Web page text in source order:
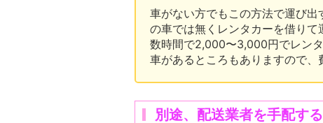
車がない方でもこの方法で運び
の車では無くレンタカーを借り
数時間で2,000〜3,000円でレン
車があるところもありますので
別途、配送業者を手配する